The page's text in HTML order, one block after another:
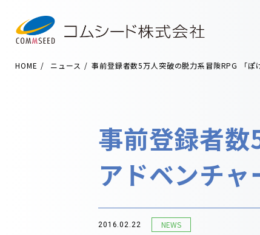
HOME ニュース 事前登録者数5万人突破の脱力系冒険RPG 「ぽ
事前登録者数
アドベンチャ
2016.02.22 NEWS